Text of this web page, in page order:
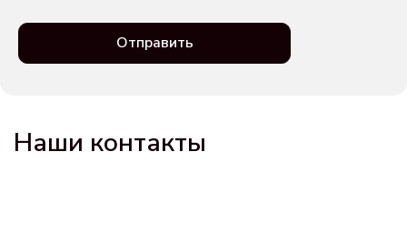
Отправить
Наши контакты